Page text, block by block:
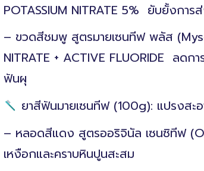
POTASSIUM NITRATE 5% ยับยั้งก
– ขวดสีชมพู สูตรมายเซนทีฟ พลัส
NITRATE + ACTIVE FLUORIDE ลดก
ฟันผุ
ยาสีฟันมายเซนทีฟ (100g): แปรงส
– หลอดสีแดง สูตรออริจินัล เซนซิทีฟ
เหงือกและคราบหินปูนสะสม